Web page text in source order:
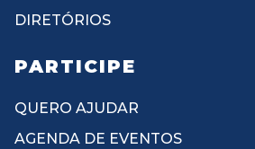
DIRETÓRIOS
PARTICIPE
QUERO AJUDAR
AGENDA DE EVENTOS